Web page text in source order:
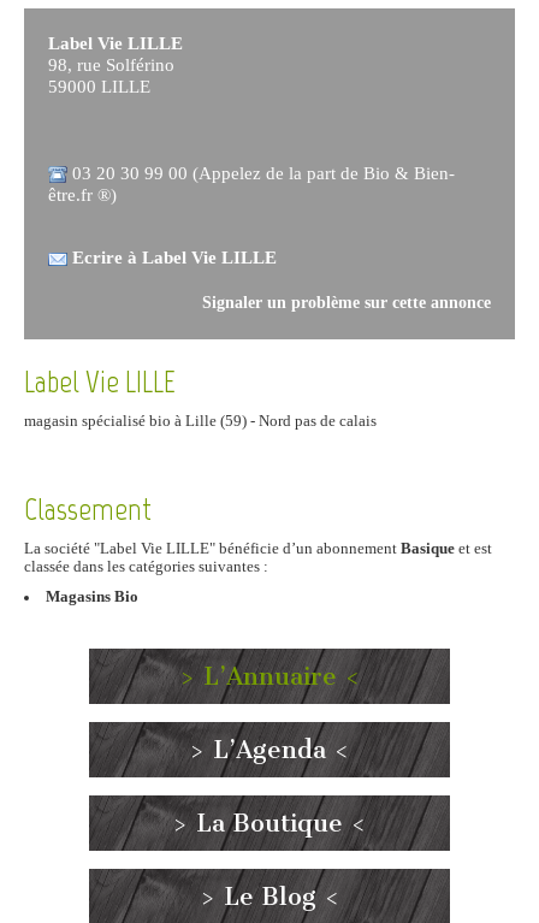
Label Vie LILLE
98, rue Solférino
59000 LILLE
03 20 30 99 00 (Appelez de la part de Bio & Bien-
être.fr ®)
Ecrire à Label Vie LILLE
Signaler un problème sur cette annonce
Label Vie LILLE
magasin spécialisé bio à Lille (59) - Nord pas de calais
Classement
La société "Label Vie LILLE" bénéficie d’un abonnement Basique et est
classée dans les catégories suivantes :
Magasins Bio
> L’Annuaire <
> L’Agenda <
> La Boutique <
> Le Blog <